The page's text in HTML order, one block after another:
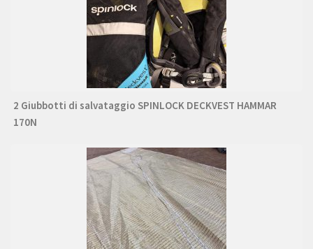
2 Giubbotti di salvataggio SPINLOCK DECKVEST HAMMAR
170N